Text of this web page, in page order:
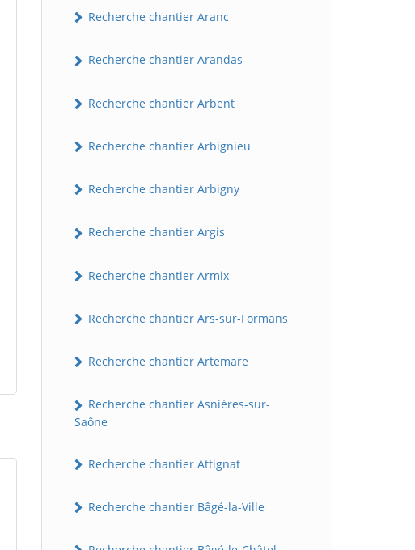
Recherche chantier Aranc
Recherche chantier Arandas
Recherche chantier Arbent
Recherche chantier Arbignieu
Recherche chantier Arbigny
Recherche chantier Argis
Recherche chantier Armix
Recherche chantier Ars-sur-Formans
Recherche chantier Artemare
Recherche chantier Asnières-sur-
Saône
Recherche chantier Attignat
Recherche chantier Bâgé-la-Ville